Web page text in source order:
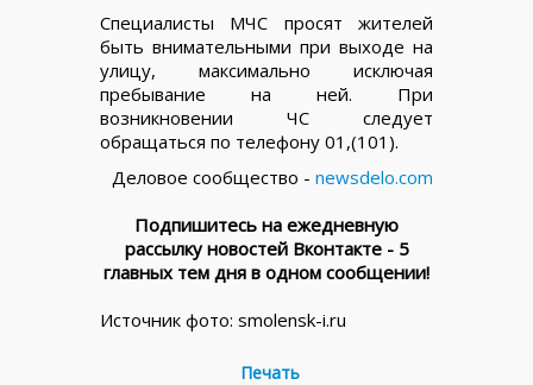
Специалисты МЧС просят жителей
быть внимательными при выходе на
улицу, максимально исключая
пребывание на ней. При
возникновении ЧС следует
обращаться по телефону 01,(101).
Деловое сообщество - newsdelo.com
Подпишитесь на ежедневную
рассылку новостей Вконтакте - 5
главных тем дня в одном сообщении!
Источник фото: smolensk-i.ru
Печать